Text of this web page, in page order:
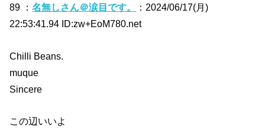
89 ：名無しさん＠涙目です。
：2024/06/17(月)
22:53:41.94 ID:zw+EoM780.net
Chilli Beans.
muque
Sincere
この辺いいよ